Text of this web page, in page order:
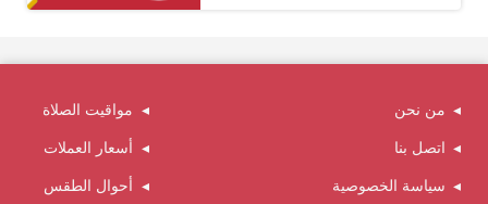
من نحن
اتصل بنا
سياسة الخصوصية
مواقيت الصلاة
أسعار العملات
أحوال الطقس